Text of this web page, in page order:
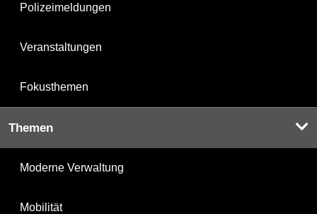
Polizeimeldungen
Veranstaltungen
Fokusthemen
Themen
Moderne Verwaltung
Mobilität